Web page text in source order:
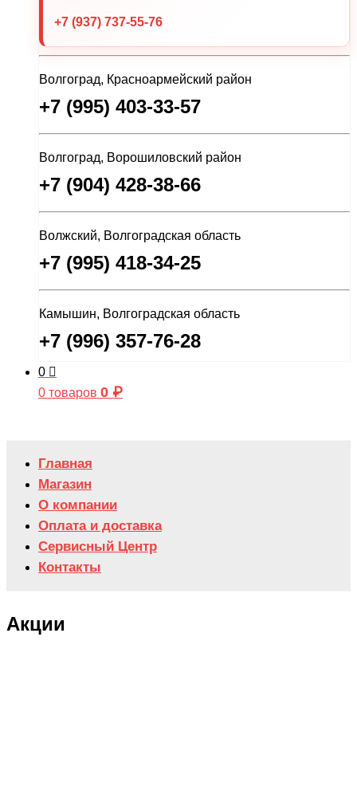
+7 (937) 737-55-76
Волгоград, Красноармейский район
+7 (995) 403-33-57
Волгоград, Ворошиловский район
+7 (904) 428-38-66
Волжский, Волгоградская область
+7 (995) 418-34-25
Камышин, Волгоградская область
+7 (996) 357-76-28
0
0 товаров 0 ₽
Главная
Магазин
О компании
Оплата и доставка
Сервисный Центр
Контакты
Акции